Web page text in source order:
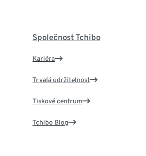
Společnost Tchibo
Kariéra
Trvalá udržitelnost
Tiskové centrum
Tchibo Blog